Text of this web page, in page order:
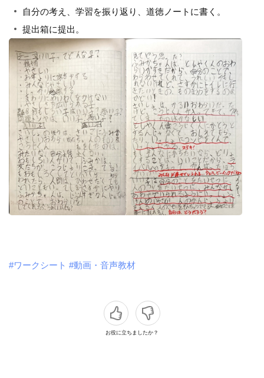
自分の考え、学習を振り返り、道徳ノートに書く。
提出箱に提出。
#ワークシート #動画・音声教材
お役に立ちましたか？